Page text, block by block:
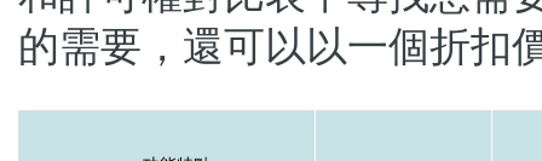
的需要，還可以以一個折扣